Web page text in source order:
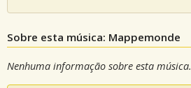
Sobre esta música: Mappemonde
Nenhuma informação sobre esta música.